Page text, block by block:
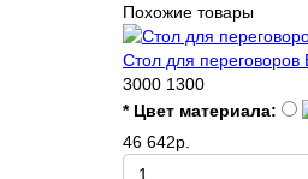
Похожие товары
Стол для переговоров
3000 1300
* Цвет материала:
46 642р.